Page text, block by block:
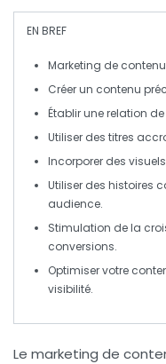
EN BREF
Marketing de contenu
Créer un contenu
Établir unerelation
Utiliser des titres
Incorporer des
Utiliser des histoires
audience.
Stimulation de la
conversions.
Optimiser votre
visibilité.
Le marketing de